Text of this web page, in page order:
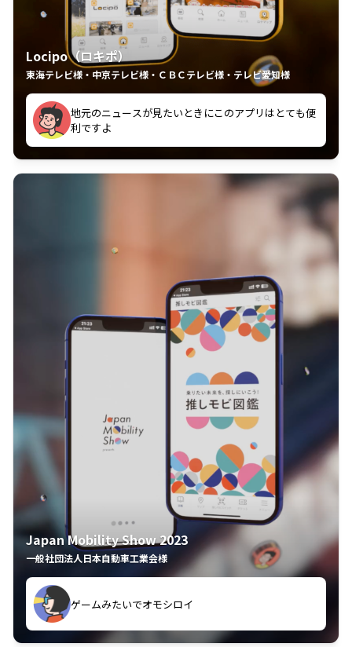
Locipo（ロキポ）
東海テレビ様・中京テレビ様・ＣＢＣテレビ様・テレビ愛知様
中京テレビのおもしろ番組が視聴可能地域外からも見
れるの嬉しいポイント
いつも利用させていただいております！
Japan Mobility Show 2023
一般社団法人日本自動車工業会様